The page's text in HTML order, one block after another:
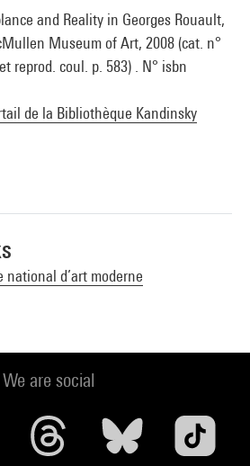
and Reality in Georges Rouault,
Museum of Art, 2008 (cat. n°
reprod. coul. p. 583) . N° isbn
de la Bibliothèque Kandinsky
d’art moderne
We are social